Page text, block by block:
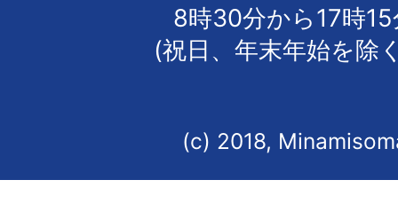
8時30分から17時
(祝日、年末年始を除
(c) 2018,